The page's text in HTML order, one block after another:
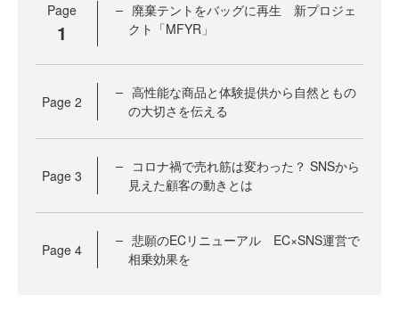
Page
1
廃棄テントをバッグに再生 新プロジェ
クト「MFYR」
Page 2
高性能な商品と体験提供から自然ともの
の大切さを伝える
Page 3
コロナ禍で売れ筋は変わった？ SNSから
見えた顧客の動きとは
Page 4
悲願のECリニューアル EC×SNS運営で
相乗効果を